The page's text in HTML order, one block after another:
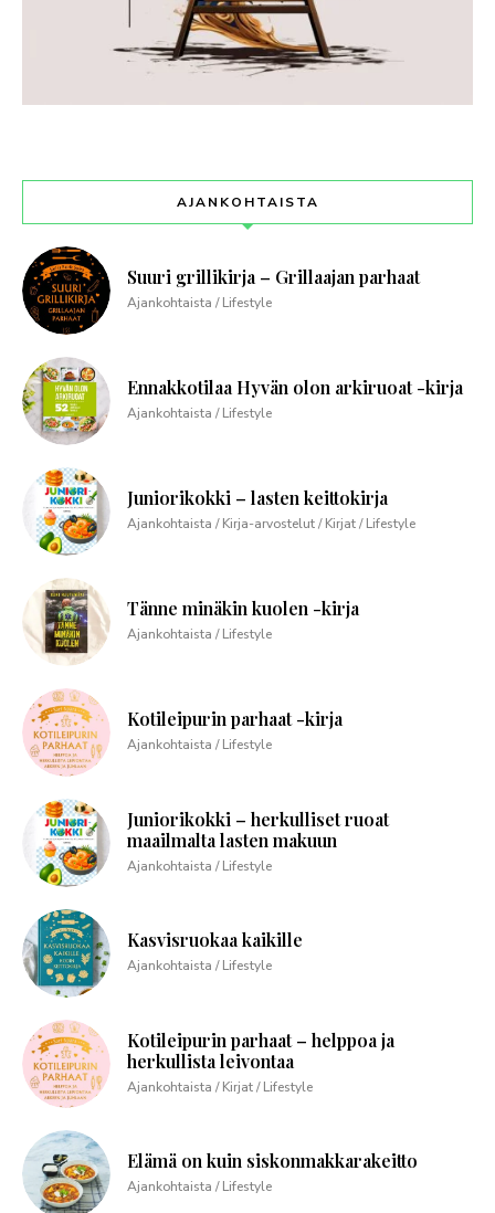
AJANKOHTAISTA
Suuri grillikirja – Grillaajan parhaat
Ajankohtaista / Lifestyle
Ennakkotilaa Hyvän olon arkiruoat -kirja
Ajankohtaista / Lifestyle
Juniorikokki – lasten keittokirja
Ajankohtaista / Kirja-arvostelut / Kirjat / Lifestyle
Tänne minäkin kuolen -kirja
Ajankohtaista / Lifestyle
Kotileipurin parhaat -kirja
Ajankohtaista / Lifestyle
Juniorikokki – herkulliset ruoat
maailmalta lasten makuun
Ajankohtaista / Lifestyle
Kasvisruokaa kaikille
Ajankohtaista / Lifestyle
Kotileipurin parhaat – helppoa ja
herkullista leivontaa
Ajankohtaista / Kirjat / Lifestyle
Elämä on kuin siskonmakkarakeitto
Ajankohtaista / Lifestyle